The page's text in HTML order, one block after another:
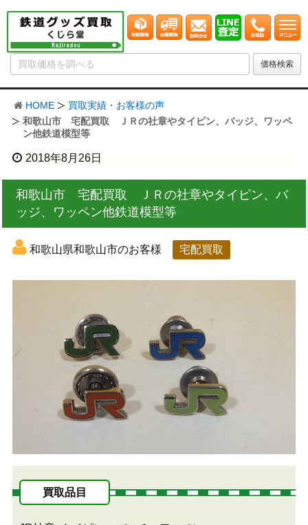
HOME
買取実績・お客様の声
和歌山市 宅配買取 ＪＲの社章やタイピン、バッジ、ワッペ
ン他鉄道模型等
2018年8月26日
和歌山市 宅配買取 ＪＲの社章やタイピン、バ
ッジ、ワッペン他鉄道模型等
和歌山県和歌山市のお客様 宅配買取
買取品目